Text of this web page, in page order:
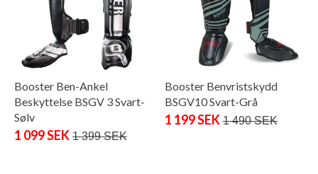
Booster Ben-Ankel
Beskyttelse BSGV 3 Svart-
Sølv
1 099 SEK 1 399 SEK
Booster Benvristskydd
BSGV10 Svart-Grå
1 199 SEK 1 490 SEK